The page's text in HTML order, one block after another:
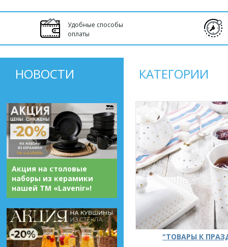
Удобные способы
оплаты
НОВОСТИ
Акция на столовые
наборы из керамики
нашей ТМ «Lavenir»!
КАТЕГОРИИ
"ТОВАРЫ К